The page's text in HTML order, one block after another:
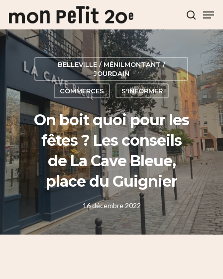
Hit enter to search or ESC to close
BELLEVILLE / MÉNILMONTANT /
JOURDAIN
COMMERCES S'INFORMER
On boit quoi pour les
fêtes ? Les conseils
de La Cave Bleue,
place du Guignier
16 décembre 2022